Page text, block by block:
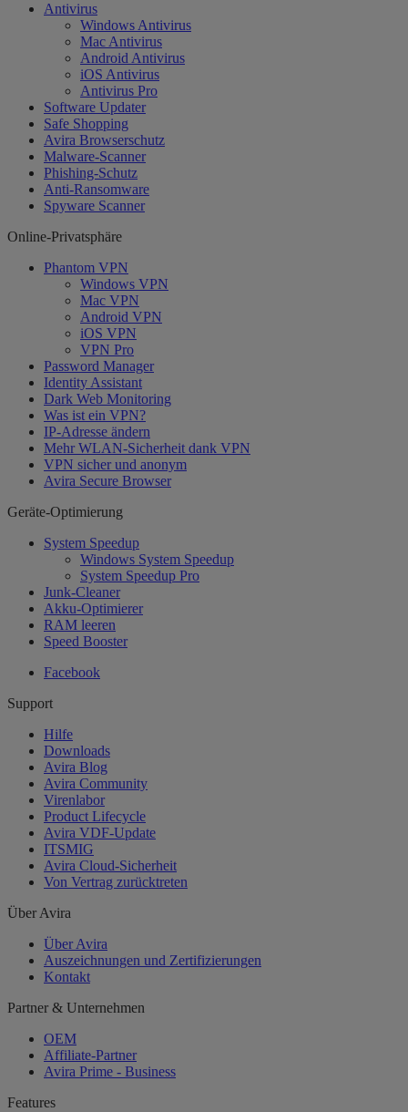
Antivirus
Windows Antivirus
Mac Antivirus
Android Antivirus
iOS Antivirus
Antivirus Pro
Software Updater
Safe Shopping
Avira Browserschutz
Malware-Scanner
Phishing-Schutz
Anti-Ransomware
Spyware Scanner
Online-Privatsphäre
Phantom VPN
Windows VPN
Mac VPN
Android VPN
iOS VPN
VPN Pro
Password Manager
Identity Assistant
Dark Web Monitoring
Was ist ein VPN?
IP-Adresse ändern
Mehr WLAN-Sicherheit dank VPN
VPN sicher und anonym
Avira Secure Browser
Geräte-Optimierung
System Speedup
Windows System Speedup
System Speedup Pro
Junk-Cleaner
Akku-Optimierer
RAM leeren
Speed Booster
Facebook
Support
Hilfe
Downloads
Avira Blog
Avira Community
Virenlabor
Product Lifecycle
Avira VDF-Update
ITSMIG
Avira Cloud-Sicherheit
Von Vertrag zurücktreten
Über Avira
Über Avira
Auszeichnungen und Zertifizierungen
Kontakt
Partner & Unternehmen
OEM
Affiliate-Partner
Avira Prime - Business
Features